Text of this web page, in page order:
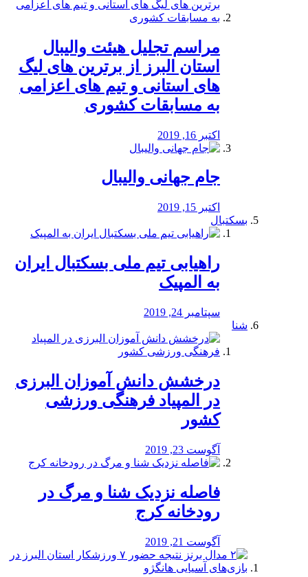
مراسم تجلیل هیئت والیبال
استان البرز از برترین های لیگ
های استانی و تیم های اعزامی
به مسابقات کشوری
اکتبر 16, 2019
جام جهانی والیبال
اکتبر 15, 2019
بسکتبال
راهیابی تیم ملی بسکتبال ایران
به المپیک
سپتامبر 24, 2019
شنا
درخشش دانش آموزان البرزی
در المپیاد فرهنگی ورزشی
کشور
آگوست 23, 2019
️فاصله نزدیک شنا و مرگ در
رودخانه کرج
آگوست 21, 2019